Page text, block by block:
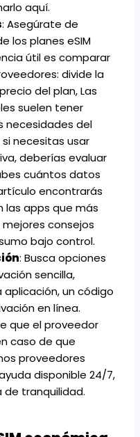
aquí.
: Asegúrate de
los planes eSIM
útil es comparar
divide la
del plan, Las
suelen tener
necesidades del
necesitas usar
deberías evaluar
cuántos datos
encontrarás
las apps que más
consejos
bajo control.
: Busca opciones
sencilla,
un código
en línea.
que el proveedor
caso de que
proveedores
disponible 24/7,
de tranquilidad.